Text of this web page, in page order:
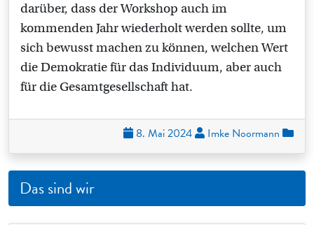
darüber, dass der Workshop auch im
kommenden Jahr wiederholt werden sollte, um
sich bewusst machen zu können, welchen Wert
die Demokratie für das Individuum, aber auch
für die Gesamtgesellschaft hat.
8. Mai 2024 Imke Noormann
Das sind wir